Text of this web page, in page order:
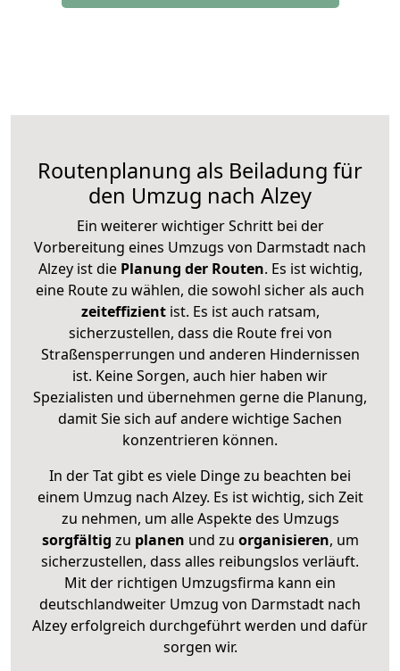
Routenplanung als Beiladung für
den Umzug nach Alzey
Ein weiterer wichtiger Schritt bei der
Vorbereitung eines Umzugs von Darmstadt nach
Alzey ist diePlanung der Routen. Es ist wichtig,
eine Route zu wählen, die sowohl sicher als auch
zeiteffizientist. Es ist auch ratsam,
sicherzustellen, dass die Route frei von
Straßensperrungen und anderen Hindernissen
ist. Keine Sorgen, auch hier haben wir
Spezialisten und übernehmen gerne die Planung,
damit Sie sich auf andere wichtige Sachen
konzentrieren können.
In der Tat gibt es viele Dinge zu beachten bei
einem Umzug nach Alzey. Es ist wichtig, sich Zeit
zu nehmen, um alle Aspekte des Umzugs
sorgfältig zu planen und zu organisieren, um
sicherzustellen, dass alles reibungslos verläuft.
Mit der richtigen Umzugsfirma kann ein
deutschlandweiter Umzug von Darmstadt nach
Alzey erfolgreich durchgeführt werden und dafür
sorgen wir.